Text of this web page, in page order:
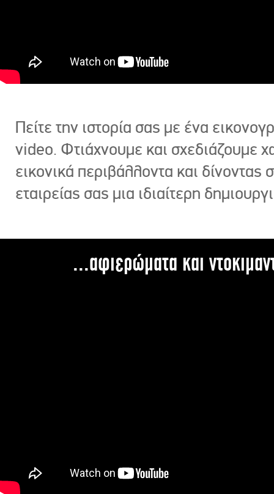
Πείτε την ιστορία σας με ένα
video. Φτιάχνουμε και σχεδιάζουμε
εικονικά περιβάλλοντα και δίνοντας
εταιρείας σας μια ιδιαίτερη
...αφιερώματα και